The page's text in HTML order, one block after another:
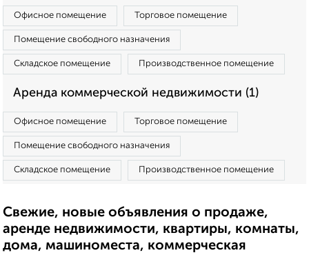
Офисное помещение Торговое помещение
Помещение свободного назначения
Складское помещение Производственное помещение
Аренда коммерческой недвижимости (1)
Офисное помещение Торговое помещение
Помещение свободного назначения
Складское помещение Производственное помещение
Свежие, новые объявления о продаже,
аренде недвижимости, квартиры, комнаты,
дома, машиноместа, коммерческая